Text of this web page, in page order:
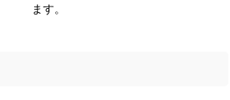
ます。